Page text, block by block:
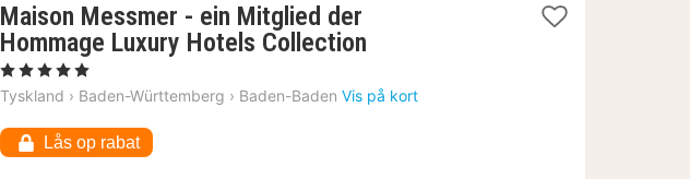
billede
Maison Messmer - ein Mitglied der
Hommage Luxury Hotels Collection
fra
, 5 Stjerner
Tyskland › Baden-Württemberg › Baden-Baden Vis på kort
Lås op rabat